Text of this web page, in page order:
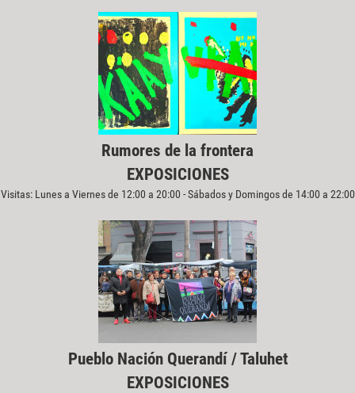
Rumores de la frontera
EXPOSICIONES
Visitas: Lunes a Viernes de 12:00 a 20:00 - Sábados y Domingos de 14:00 a 22:00
Pueblo Nación Querandí / Taluhet
EXPOSICIONES